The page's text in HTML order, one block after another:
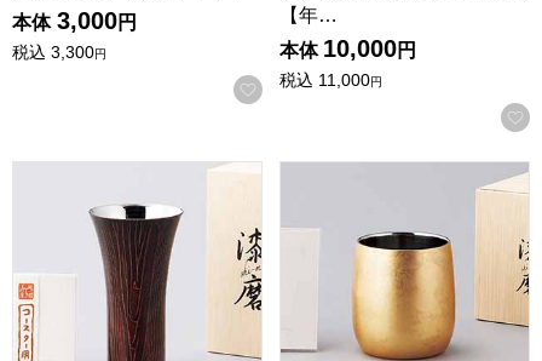
本体 3,000円
税込 3,300円
お気に入りに登録する
【年…
本体 10,000円
税込 11,000円
漆磨シリーズ 和然檀 ビアカップ(木箱入)紫檀[SCS-L202]【
漆磨シリーズ 箔衣(木箱入